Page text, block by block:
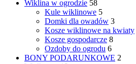
Wiklina w ogrodzie 58
Kule wiklinowe 5
Domki dla owadów 3
Kosze wiklinowe na kwiaty
Kosze gospodarcze 8
Ozdoby do ogrodu 6
BONY PODARUNKOWE 2